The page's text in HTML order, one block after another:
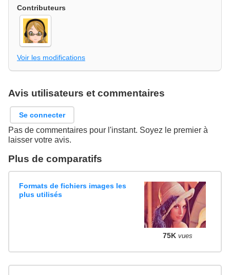
Contributeurs
Voir les modifications
Avis utilisateurs et commentaires
Se connecter
Pas de commentaires pour l'instant. Soyez le premier à
laisser votre avis.
Plus de comparatifs
Formats de fichiers images les
plus utilisés
75K vues